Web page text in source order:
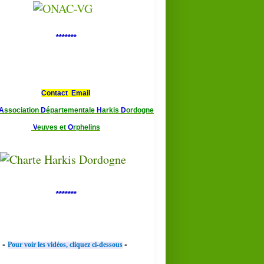
*******
Contact Email
ssociation Départementale Harkis Dordogne
Veuves et Orphelins
*******
- Pour voir les vidéos, cliquez ci-dessous -